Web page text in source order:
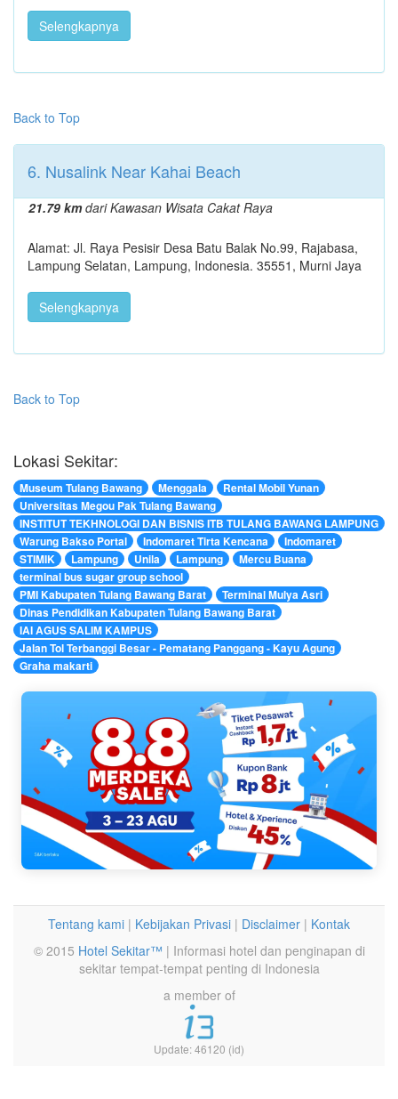
Selengkapnya
Back to Top
6. Nusalink Near Kahai Beach
21.79 kmdari Kawasan Wisata Cakat Raya
Alamat: Jl. Raya Pesisir Desa Batu Balak No.99, Rajabasa,
Lampung Selatan, Lampung, Indonesia. 35551, Murni Jaya
Selengkapnya
Back to Top
Lokasi Sekitar:
Museum Tulang Bawang Menggala
Rental Mobil Yunan
Universitas Megou Pak Tulang Bawang
INSTITUT TEKHNOLOGI DAN BISNIS ITB TULANG BAWANG LAMPUNG
Warung Bakso Portal
Indomaret Tirta Kencana
Indomaret
STIMIK
Lampung Unila Lampung
Mercu Buana
terminal bus sugar group school
PMI Kabupaten Tulang Bawang Barat
Terminal Mulya Asri
Dinas Pendidikan Kabupaten Tulang Bawang Barat
IAI AGUS SALIM KAMPUS
Jalan Tol Terbanggi Besar - Pematang Panggang - Kayu Agung
Graha makarti
Tentang kami | Kebijakan Privasi | Disclaimer | Kontak
© 2015 Hotel Sekitar™ | Informasi hotel dan penginapan di
sekitar tempat-tempat penting di Indonesia
a member of
Update: 46120 (id)